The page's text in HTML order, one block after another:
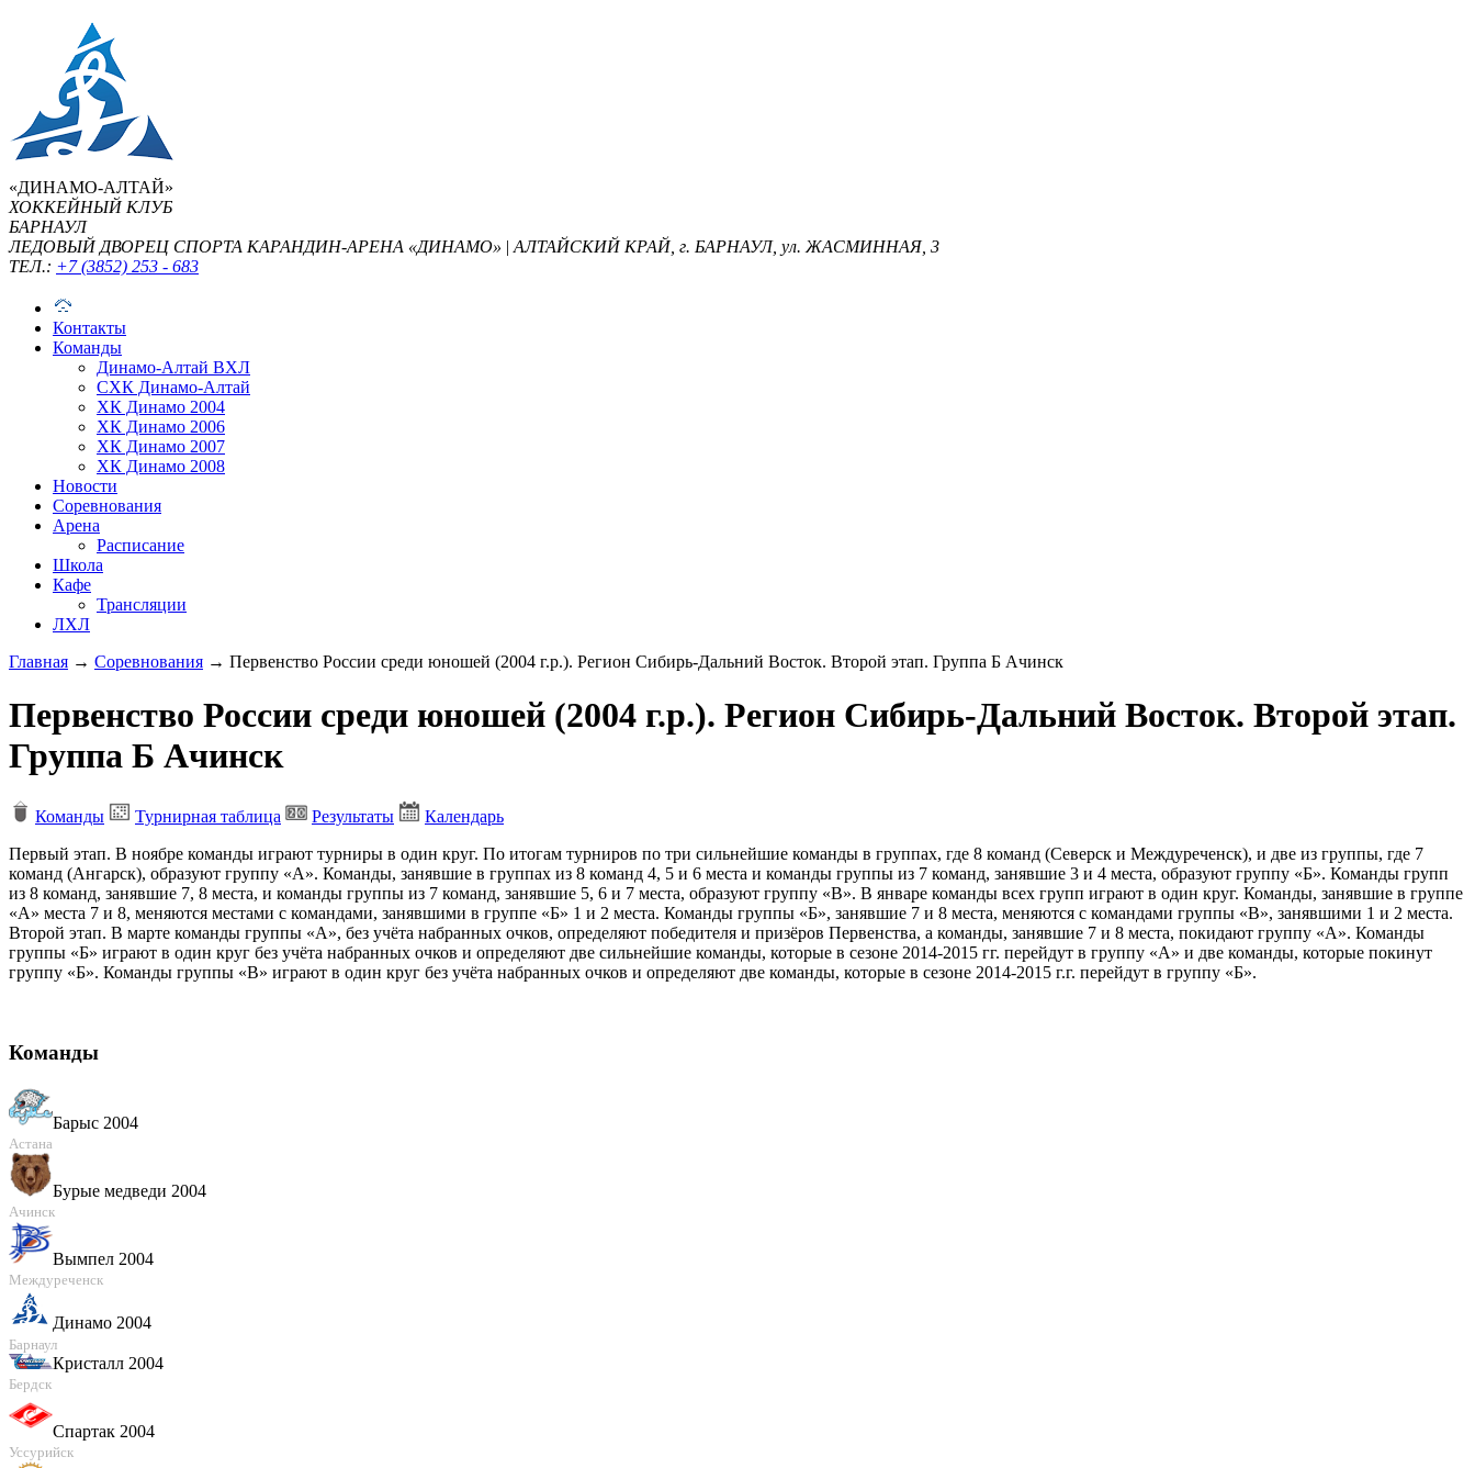
«ДИНАМО-АЛТАЙ»
ХОККЕЙНЫЙ КЛУБ
БАРНАУЛ
ЛЕДОВЫЙ ДВОРЕЦ СПОРТА КАРАНДИН-АРЕНА «ДИНАМО» | АЛТАЙСКИЙ КРАЙ, г. БАРНАУЛ, ул. ЖАСМИННАЯ, 3
ТЕЛ.: +7 (3852) 253 - 683
Контакты
Команды
Динамо-Алтай ВХЛ
СХК Динамо-Алтай
ХК Динамо 2004
ХК Динамо 2006
ХК Динамо 2007
ХК Динамо 2008
Новости
Соревнования
Арена
Расписание
Школа
Кафе
Трансляции
ЛХЛ
Главная → Соревнования → Первенство России среди юношей (2004 г.р.). Регион Сибирь-Дальний Восток. Второй этап. Группа Б Ачинск
Первенство России среди юношей (2004 г.р.). Регион Сибирь-Дальний Восток. Второй этап.
Группа Б Ачинск
Команды Турнирная таблица Результаты
Календарь
Первый этап. В ноябре команды играют турниры в один круг. По итогам турниров по три сильнейшие команды в группах, где 8 команд (Северск и Междуреченск), и две из группы, где 7
команд (Ангарск), образуют группу «А». Команды, занявшие в группах из 8 команд 4, 5 и 6 места и команды группы из 7 команд, занявшие 3 и 4 места, образуют группу «Б». Команды групп
из 8 команд, занявшие 7, 8 места, и команды группы из 7 команд, занявшие 5, 6 и 7 места, образуют группу «В». В январе команды всех групп играют в один круг. Команды, занявшие в группе
«А» места 7 и 8, меняются местами с командами, занявшими в группе «Б» 1 и 2 места. Команды группы «Б», занявшие 7 и 8 места, меняются с командами группы «В», занявшими 1 и 2 места.
Второй этап. В марте команды группы «А», без учёта набранных очков, определяют победителя и призёров Первенства, а команды, занявшие 7 и 8 места, покидают группу «А». Команды
группы «Б» играют в один круг без учёта набранных очков и определяют две сильнейшие команды, которые в сезоне 2014-2015 гг. перейдут в группу «А» и две команды, которые покинут
группу «Б». Команды группы «В» играют в один круг без учёта набранных очков и определяют две команды, которые в сезоне 2014-2015 г.г. перейдут в группу «Б».
Команды
Барыс 2004
Астана
Бурые медведи 2004
Ачинск
Вымпел 2004
Междуреченск
Динамо 2004
Барнаул
Кристалл 2004
Бердск
Спартак 2004
Уссурийск